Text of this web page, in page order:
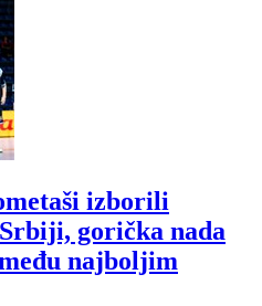
izborili
gorička nada
najboljim